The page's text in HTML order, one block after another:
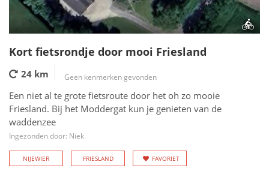
Kort fietsrondje door mooi Friesland
24 km Geen kenmerken gevonden
Een niet al te grote fietsroute door het oh zo mooie
Friesland. Bij het Moddergat kun je genieten van de
waddenzee
Ingezonden door: Niek
NIJEWIER FRIESLAND FAVORIET